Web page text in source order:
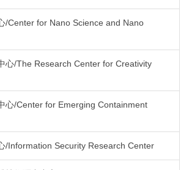
/Center for Nano Science and Nano
心/The Research Center for Creativity
心/Center for Emerging Containment
/Information Security Research Center